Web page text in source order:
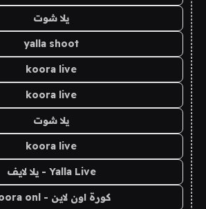
يلا شوت
yalla shoot
koora live
koora live
يلا شوت
koora live
Yalla Live - يلا لايف
كورة اون لاين - koora onl